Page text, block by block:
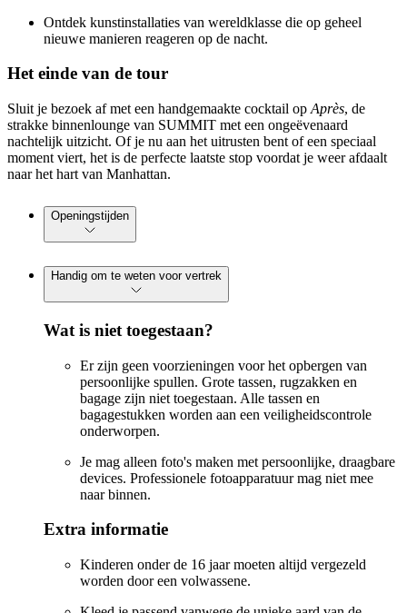
Ontdek kunstinstallaties van wereldklasse die op geheel
nieuwe manieren reageren op de nacht.
Het einde van de tour
Sluit je bezoek af met een handgemaakte cocktail op Après, de
strakke binnenlounge van SUMMIT met een ongeëvenaard
nachtelijk uitzicht. Of je nu aan het uitrusten bent of een speciaal
moment viert, het is de perfecte laatste stop voordat je weer afdaalt
naar het hart van Manhattan.
Openingstijden
Handig om te weten voor vertrek
Wat is niet toegestaan?
Er zijn geen voorzieningen voor het opbergen van
persoonlijke spullen. Grote tassen, rugzakken en
bagage zijn niet toegestaan. Alle tassen en
bagagestukken worden aan een veiligheidscontrole
onderworpen.
Je mag alleen foto's maken met persoonlijke, draagbare
devices. Professionele fotoapparatuur mag niet mee
naar binnen.
Extra informatie
Kinderen onder de 16 jaar moeten altijd vergezeld
worden door een volwassene.